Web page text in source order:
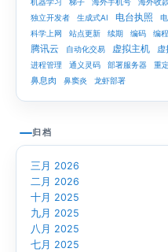
独立开发者
生成式AI 电台执照
科学上网
站点更新 续期 编码 编程
腾讯云 自动化交易 虚拟主机 虚
进程管理 通义灵码 部署服务器 重
鼻息肉 鼻窦炎 龙虾部署
归档
三月 2026
二月 2026
十月 2025
九月 2025
八月 2025
七月 2025